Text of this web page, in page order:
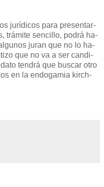
ju­rí­di­cos pa­ra pre­sen­tar­
trá­mi­te sen­ci­llo, po­drá ha­
ju­ran que no lo ha­
que no va a ser can­di­
ten­drá que bus­car otro
en la en­do­ga­mia kirch­